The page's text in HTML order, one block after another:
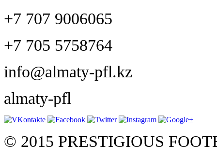
+7 707 9006065
+7 705 5758764
info@almaty-pfl.kz
almaty-pfl
© 2015 PRESTIGIOUS